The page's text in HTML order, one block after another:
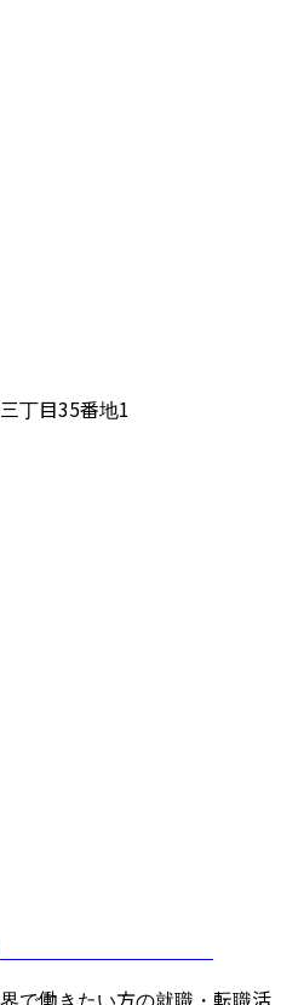
丁目35番地1
で働きたい方の就職・転職活